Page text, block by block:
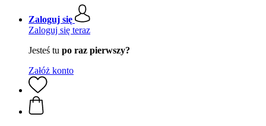
Zaloguj się
Zaloguj się teraz
Jesteś tu po raz pierwszy?
Załóż konto